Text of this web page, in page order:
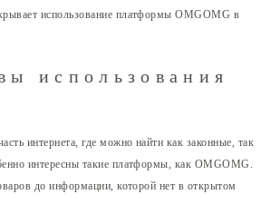
использование платформы OMGOMG в
использования
интернета, где можно найти как законные, так
интересны такие платформы, как OMGOMG.
до информации, которой нет в открытом